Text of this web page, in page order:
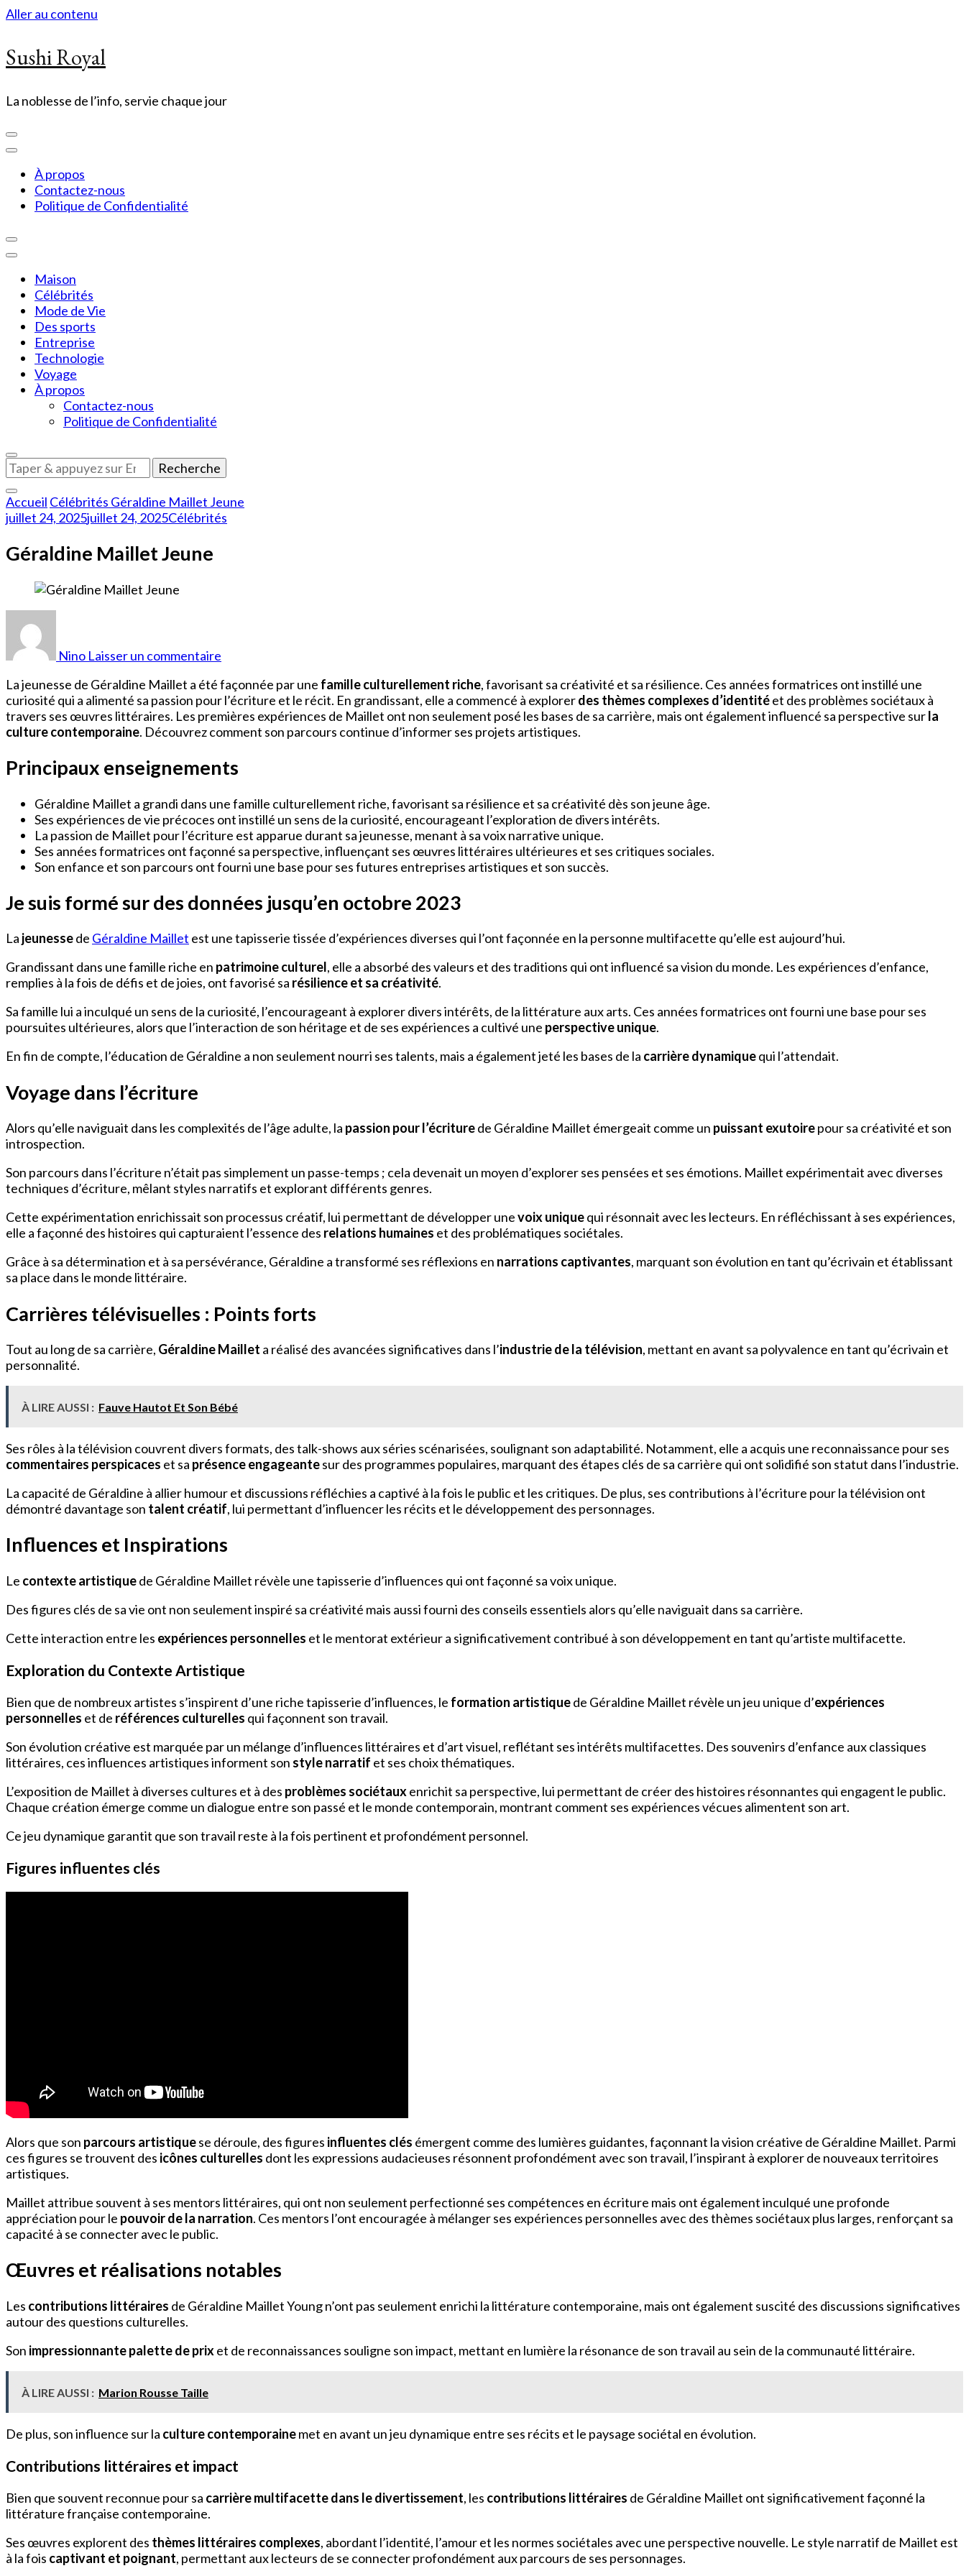
Aller au contenu
Sushi Royal
La noblesse de l’info, servie chaque jour
À propos
Contactez-nous
Politique de Confidentialité
Maison
Célébrités
Mode de Vie
Des sports
Entreprise
Technologie
Voyage
À propos
Contactez-nous
Politique de Confidentialité
Vous
recherchiez
quelque
chose
?
Accueil Célébrités Géraldine Maillet Jeune
juillet 24, 2025juillet 24, 2025Célébrités
Géraldine Maillet Jeune
Nino Laisser un commentaire
Jeune
La jeunesse de Géraldine Maillet a été façonnée par une famille culturellement riche, favorisant sa créativité et sa résilience. Ces années formatrices ont instillé une
curiosité qui a alimenté sa passion pour l’écriture et le récit. En grandissant, elle a commencé à explorerdes thèmes complexes d’identitéet des problèmes sociétaux à
travers ses œuvres littéraires. Les premières expériences de Maillet ont non seulement posé les bases de sa carrière, mais ont également influencé sa perspective surla
culture contemporaine. Découvrez comment son parcours continue d’informer ses projets artistiques.
Principaux enseignements
Géraldine Maillet a grandi dans une famille culturellement riche, favorisant sa résilience et sa créativité dès son jeune âge.
Ses expériences de vie précoces ont instillé un sens de la curiosité, encourageant l’exploration de divers intérêts.
La passion de Maillet pour l’écriture est apparue durant sa jeunesse, menant à sa voix narrative unique.
Ses années formatrices ont façonné sa perspective, influençant ses œuvres littéraires ultérieures et ses critiques sociales.
Son enfance et son parcours ont fourni une base pour ses futures entreprises artistiques et son succès.
Je suis formé sur des données jusqu’en octobre 2023
La jeunessede Géraldine Maillet est une tapisserie tissée d’expériences diverses qui l’ont façonnée en la personne multifacette qu’elle est aujourd’hui.
Grandissant dans une famille riche en patrimoine culturel, elle a absorbé des valeurs et des traditions qui ont influencé sa vision du monde. Les expériences d’enfance,
remplies à la fois de défis et de joies, ont favorisé sa résilience et sa créativité.
Sa famille lui a inculqué un sens de la curiosité, l’encourageant à explorer divers intérêts, de la littérature aux arts. Ces années formatrices ont fourni une base pour ses
poursuites ultérieures, alors que l’interaction de son héritage et de ses expériences a cultivé une perspective unique.
En fin de compte, l’éducation de Géraldine a non seulement nourri ses talents, mais a également jeté les bases de la carrière dynamiquequi l’attendait.
Voyage dans l’écriture
Alors qu’elle naviguait dans les complexités de l’âge adulte, la passion pour l’écriturede Géraldine Maillet émergeait comme un puissant exutoirepour sa créativité et son
introspection.
Son parcours dans l’écriture n’était pas simplement un passe-temps ; cela devenait un moyen d’explorer ses pensées et ses émotions. Maillet expérimentait avec diverses
techniques d’écriture, mêlant styles narratifs et explorant différents genres.
Cette expérimentation enrichissait son processus créatif, lui permettant de développer unevoix uniquequi résonnait avec les lecteurs. En réfléchissant à ses expériences,
elle a façonné des histoires qui capturaient l’essence des relations humaines et des problématiques sociétales.
Grâce à sa détermination et à sa persévérance, Géraldine a transformé ses réflexions en narrations captivantes, marquant son évolution en tant qu’écrivain et établissant
sa place dans le monde littéraire.
Carrières télévisuelles : Points forts
Tout au long de sa carrière, Géraldine Maillet a réalisé des avancées significatives dans l’industrie de la télévision, mettant en avant sa polyvalence en tant qu’écrivain et
personnalité.
À LIRE AUSSI : Fauve Hautot Et Son Bébé
Ses rôles à la télévision couvrent divers formats, des talk-shows aux séries scénarisées, soulignant son adaptabilité. Notamment, elle a acquis une reconnaissance pour ses
commentaires perspicaces et sa présence engageantesur des programmes populaires, marquant des étapes clés de sa carrière qui ont solidifié son statut dans l’industrie.
La capacité de Géraldine à allier humour et discussions réfléchies a captivé à la fois le public et les critiques. De plus, ses contributions à l’écriture pour la télévision ont
démontré davantage son talent créatif, lui permettant d’influencer les récits et le développement des personnages.
Influences et Inspirations
Le contexte artistiquede Géraldine Maillet révèle une tapisserie d’influences qui ont façonné sa voix unique.
Des figures clés de sa vie ont non seulement inspiré sa créativité mais aussi fourni des conseils essentiels alors qu’elle naviguait dans sa carrière.
Cette interaction entre les expériences personnelles et le mentorat extérieur a significativement contribué à son développement en tant qu’artiste multifacette.
Exploration du Contexte Artistique
Bien que de nombreux artistes s’inspirent d’une riche tapisserie d’influences, le formation artistiquede Géraldine Maillet révèle un jeu unique d’expériences
personnelles et de références culturelles qui façonnent son travail.
Son évolution créative est marquée par un mélange d’influences littéraires et d’art visuel, reflétant ses intérêts multifacettes. Des souvenirs d’enfance aux classiques
littéraires, ces influences artistiques informent son style narratif et ses choix thématiques.
L’exposition de Maillet à diverses cultures et à des problèmes sociétauxenrichit sa perspective, lui permettant de créer des histoires résonnantes qui engagent le public.
Chaque création émerge comme un dialogue entre son passé et le monde contemporain, montrant comment ses expériences vécues alimentent son art.
Ce jeu dynamique garantit que son travail reste à la fois pertinent et profondément personnel.
Figures influentes clés
Alors que son parcours artistiquese déroule, des figures influentes clés émergent comme des lumières guidantes, façonnant la vision créative de Géraldine Maillet. Parmi
ces figures se trouvent des icônes culturelles dont les expressions audacieuses résonnent profondément avec son travail, l’inspirant à explorer de nouveaux territoires
artistiques.
Maillet attribue souvent à ses mentors littéraires, qui ont non seulement perfectionné ses compétences en écriture mais ont également inculqué une profonde
appréciation pour le pouvoir de la narration. Ces mentors l’ont encouragée à mélanger ses expériences personnelles avec des thèmes sociétaux plus larges, renforçant sa
capacité à se connecter avec le public.
Œuvres et réalisations notables
Les contributions littéraires de Géraldine Maillet Young n’ont pas seulement enrichi la littérature contemporaine, mais ont également suscité des discussions significatives
autour des questions culturelles.
Son impressionnante palette de prixet de reconnaissances souligne son impact, mettant en lumière la résonance de son travail au sein de la communauté littéraire.
À LIRE AUSSI : Marion Rousse Taille
De plus, son influence sur la culture contemporainemet en avant un jeu dynamique entre ses récits et le paysage sociétal en évolution.
Contributions littéraires et impact
Bien que souvent reconnue pour sa carrière multifacette dans le divertissement, les contributions littéraires de Géraldine Maillet ont significativement façonné la
littérature française contemporaine.
Ses œuvres explorent des thèmes littéraires complexes, abordant l’identité, l’amour et les normes sociétales avec une perspective nouvelle. Le style narratif de Maillet est
à la fois captivant et poignant, permettant aux lecteurs de se connecter profondément aux parcours de ses personnages.